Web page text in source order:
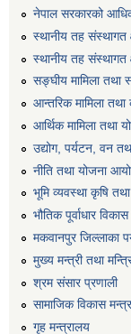
नेपाल सरकारको
स्थानीय तह संस्थागत
स्थानीय तह संस्थागत
सङ्घीय मामिला तथा
आन्तरिक मामिला
आर्थिक मामिला तथा
उद्योग, पर्यटन, वन
नीति तथा योजना
भूमि व्यवस्था कृषि
भौतिक पूर्वाधार
मकवानपुर जिल्लाका
मुख्य मन्त्री तथा
श्रम संसार प्रणाली
सामाजिक विकास
गृह मन्त्रालय